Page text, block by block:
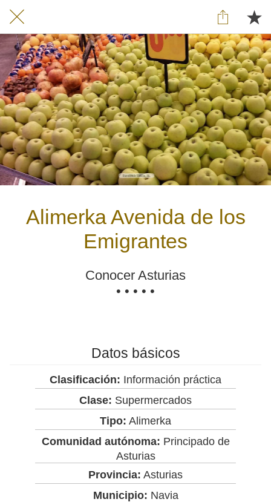
Alimerka Avenida de los
Emigrantes
Conocer Asturias
• • • • •
Datos básicos
Clasificación: Información práctica
Clase: Supermercados
Tipo: Alimerka
Comunidad autónoma: Principado de
Asturias
Provincia: Asturias
Municipio: Navia